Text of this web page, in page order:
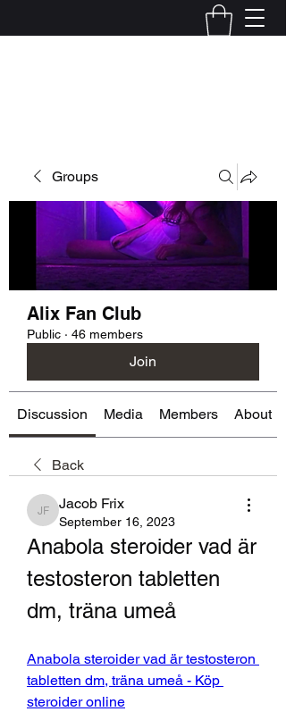
Groups
Alix Fan Club
Public · 46 members
Join
Discussion Media Members About
Back
Jacob Frix
Jacob Frix
September 16, 2023
Anabola steroider vad är
testosteron tabletten
dm, träna umeå
Anabola steroider vad är testosteron
tabletten dm, träna umeå - Köp
steroider online